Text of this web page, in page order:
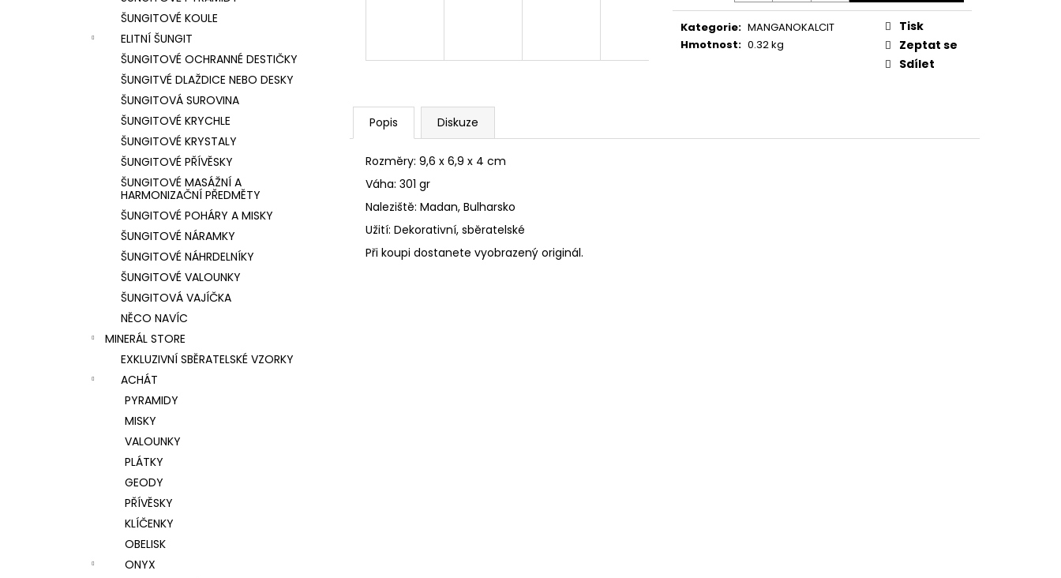
ŠUNGITOVÉ KOULE
ELITNÍ ŠUNGIT
ŠUNGITOVÉ OCHRANNÉ DESTIČKY
ŠUNGITVÉ DLAŽDICE NEBO DESKY
ŠUNGITOVÁ SUROVINA
ŠUNGITOVÉ KRYCHLE
ŠUNGITOVÉ KRYSTALY
ŠUNGITOVÉ PŘÍVĚSKY
ŠUNGITOVÉ MASÁŽNÍ A
HARMONIZAČNÍ PŘEDMĚTY
ŠUNGITOVÉ POHÁRY A MISKY
ŠUNGITOVÉ NÁRAMKY
ŠUNGITOVÉ NÁHRDELNÍKY
ŠUNGITOVÉ VALOUNKY
ŠUNGITOVÁ VAJÍČKA
NĚCO NAVÍC
MINERÁL STORE
EXKLUZIVNÍ SBĚRATELSKÉ VZORKY
ACHÁT
PYRAMIDY
MISKY
VALOUNKY
PLÁTKY
GEODY
PŘÍVĚSKY
KLÍČENKY
OBELISK
ONYX
Kategorie: MANGANOKALCIT
Hmotnost: 0.32 kg
Tisk
Zeptat se
Sdílet
Popis Diskuze
Rozměry: 9,6 x 6,9 x 4 cm
Váha: 301 gr
Naleziště: Madan, Bulharsko
Užití: Dekorativní, sběratelské
Při koupi dostanete vyobrazený originál.